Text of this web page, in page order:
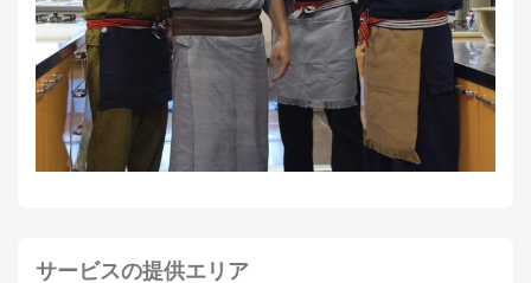
サービスの提供エリア